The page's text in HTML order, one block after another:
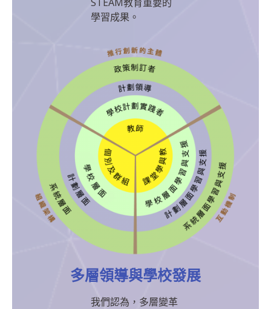
學習成果。
多層領導與學校發展
我們認為，多層變革